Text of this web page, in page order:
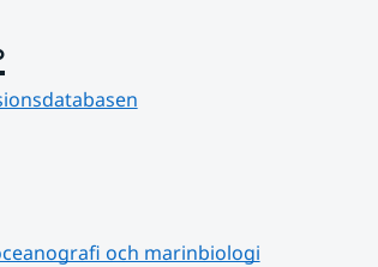
till annan webbplats.
och marinbiologi